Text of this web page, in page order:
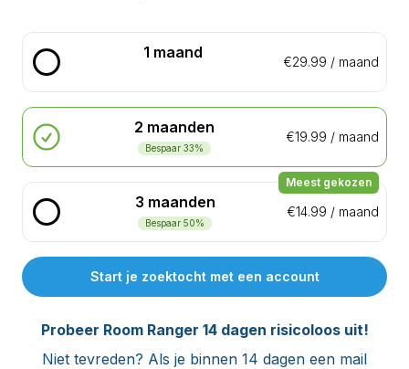
1 maand
€29.99 / maand
2 maanden
Bespaar ⁨33⁩%
€19.99 / maand
Meest gekozen
3 maanden
Bespaar ⁨50⁩%
€14.99 / maand
Start je zoektocht met een account
Probeer Room Ranger 14 dagen risicoloos uit!
Niet tevreden? Als je binnen 14 dagen een mail